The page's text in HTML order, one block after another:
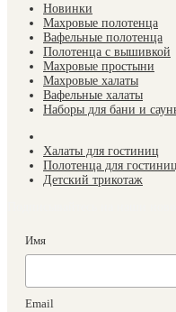
Новинки
Махровые полотенца
Вафельные полотенца
Полотенца с вышивкой
Махровые простыни
Махровые халаты
Вафельные халаты
Наборы для бани и
Халаты для гостиниц
Полотенца для гостиниц
Детский трикотаж
Имя
Email